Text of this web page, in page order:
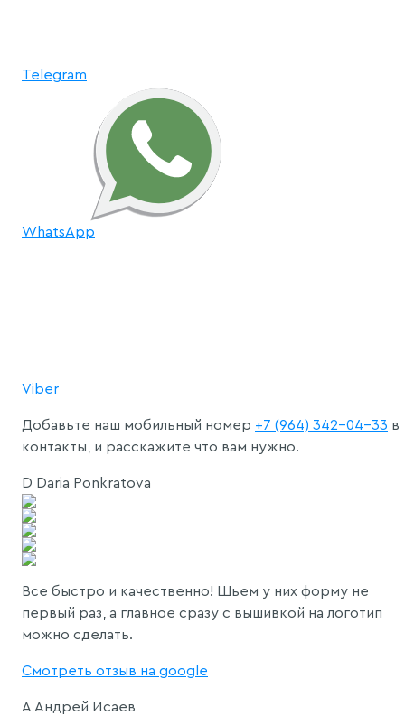
Telegram
WhatsApp
Viber
Добавьте наш мобильный номер +7 (964) 342-04-33 в
контакты, и расскажите что вам нужно.
D Daria Ponkratova
Все быстро и качественно! Шьем у них форму не
первый раз, а главное сразу с вышивкой на логотип
можно сделать.
Смотреть отзыв на google
А Андрей Исаев